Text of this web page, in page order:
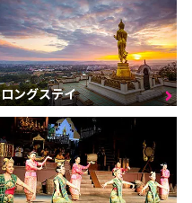
ロングステイ